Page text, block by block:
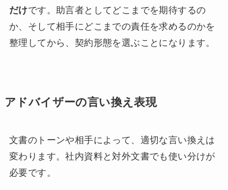
だけです。助言者としてどこまでを期待するの
か、そして相手にどこまでの責任を求めるのかを
整理してから、契約形態を選ぶことになります。
アドバイザーの言い換え表現
文書のトーンや相手によって、適切な言い換えは
変わります。社内資料と対外文書でも使い分けが
必要です。